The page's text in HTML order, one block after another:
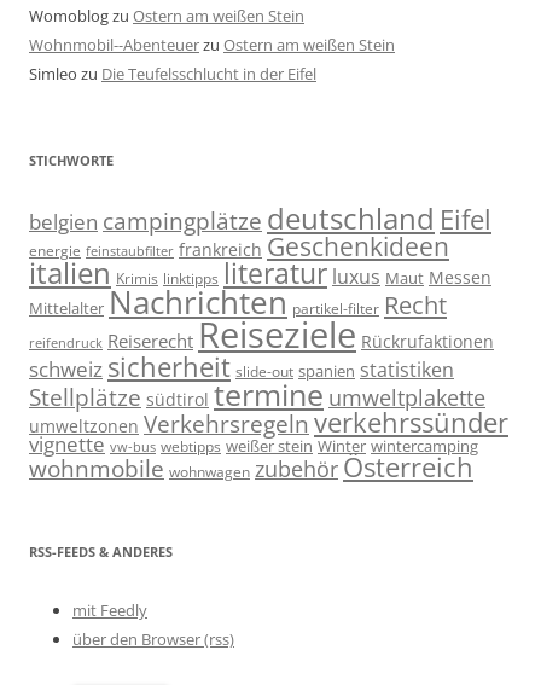
Womoblogzu Ostern am weißen Stein
Wohnmobil--Abenteuerzu Ostern am weißen Stein
Simleo zu Die Teufelsschlucht in der Eifel
STICHWORTE
belgien campingplätze deutschland Eifel
energie feinstaubfilter frankreich Geschenkideen
italien Krimis linktipps literatur luxus Maut Messen
Mittelalter Nachrichten partikel-filter Recht
reifendruck Reiserecht Reiseziele Rückrufaktionen
schweiz sicherheit slide-out spanien statistiken
Stellplätze südtirol termine umweltplakette
umweltzonen Verkehrsregeln verkehrssünder
vignette vw-bus webtipps weißer stein Winter wintercamping
wohnmobile wohnwagen zubehör Österreich
RSS-FEEDS & ANDERES
mit Feedly
über den Browser (rss)